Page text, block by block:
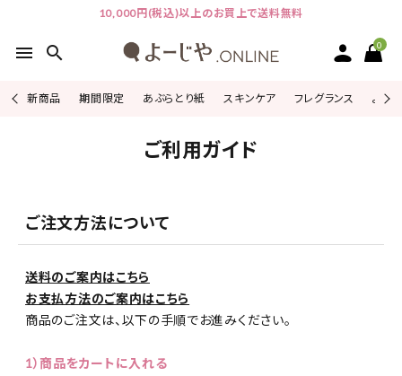
10,000円(税込)以上のお買上で送料無料
menu search 0
新商品 期間限定 あぶらとり紙 スキンケア フレグランス よじ
カテゴリーから探す
ご利用ガイド
ご注文方法について
送料のご案内はこちら
お支払方法のご案内はこちら
商品のご注文は、以下の手順でお進みください。
1）商品をカートに入れる